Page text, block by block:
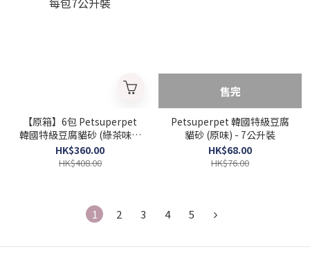
【原箱】6包 Petsuperpet
韓國特級豆腐貓砂 (綠茶味) -
每包7公升裝
HK$360.00
HK$408.00
售完
Petsuperpet 韓國特級豆腐
貓砂 (原味) - 7公升裝
HK$68.00
HK$76.00
1 2 3 4 5